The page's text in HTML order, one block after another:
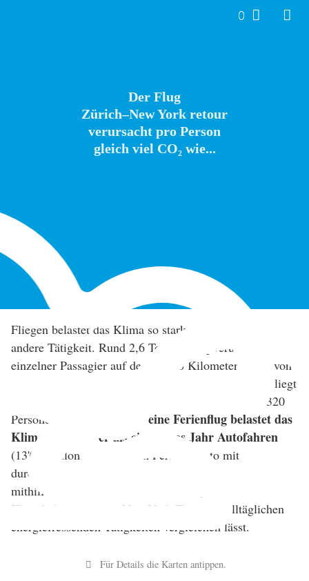
0
Der Flug
Zürich–New York retour
verursacht pro Person
gleich viel CO₂ wie...
Fliegen belastet das Klima so stark wie kaum eine
andere Tätigkeit. Rund 2,6 Tonnen CO₂ verursacht ein
einzelner Passagier auf den 12'600 Kilometern Flug von
Zürich nach New York und retour (angenommen er fliegt
in einem durchschnittlichen Passagierflugzeug mit 320
Personen an Bord).
Dieser eine Ferienflug belastet das
Klima also stärker als ein ganzes Jahr Autofahren
(13'000 Kilometer in einem Personenauto mit
durchschnittlich 1,6 Personen an Bord). Wir haben
mithilfe des WWF Schweiz berechnet, wie sich die
Klimabelastung eines New-York-Flugs mit alltäglichen
energiefressenden Tätigkeiten vergleichen lässt.
Für Details die Karten antippen.